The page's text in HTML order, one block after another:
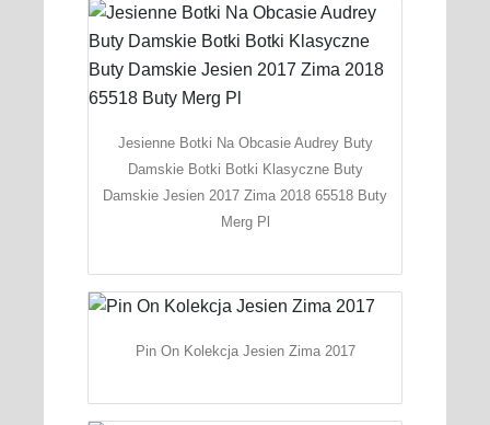
Jesienne Botki Na Obcasie Audrey Buty
Damskie Botki Botki Klasyczne Buty
Damskie Jesien 2017 Zima 2018 65518 Buty
Merg Pl
Pin On Kolekcja Jesien Zima 2017